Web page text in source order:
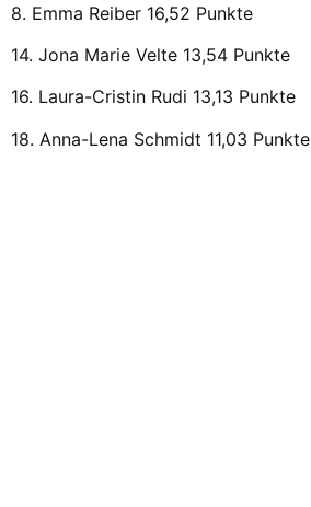
8. Emma Reiber 16,52 Punkte
14. Jona Marie Velte 13,54 Punkte
16. Laura-Cristin Rudi 13,13 Punkte
18. Anna-Lena Schmidt 11,03 Punkte